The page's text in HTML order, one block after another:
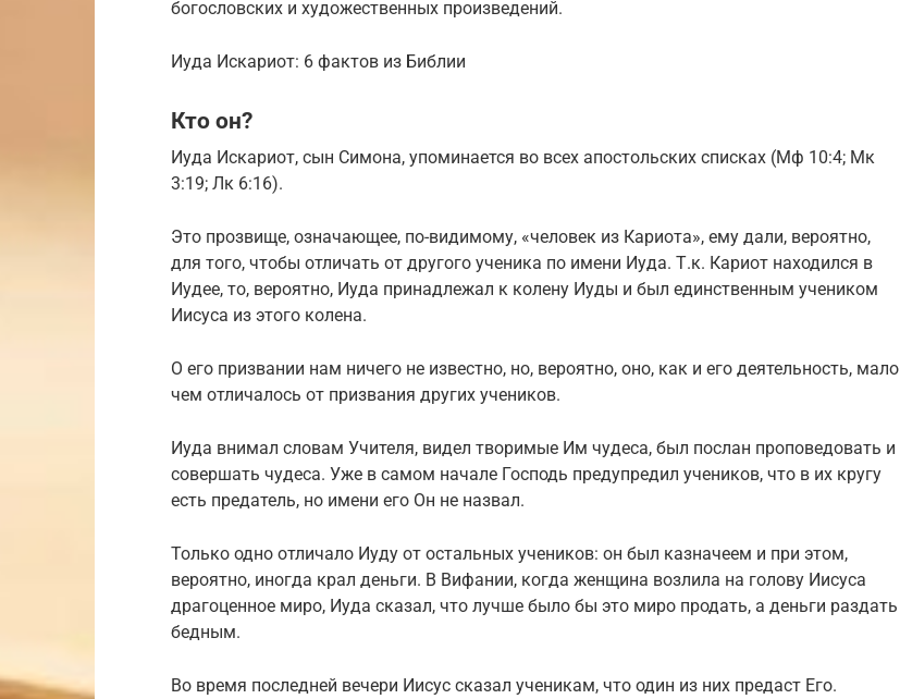
богословских и художественных произведений.
Иуда Искариот: 6 фактов из Библии
Кто он?
Иуда Искариот, сын Симона, упоминается во всех апостольских списках (Мф 10:4; Мк
3:19; Лк 6:16).
Это прозвище, означающее, по-видимому, «человек из Кариота», ему дали, вероятно,
для того, чтобы отличать от другого ученика по имени Иуда. Т.к. Кариот находился в
Иудее, то, вероятно, Иуда принадлежал к колену Иуды и был единственным учеником
Иисуса из этого колена.
О его призвании нам ничего не известно, но, вероятно, оно, как и его деятельность, мало
чем отличалось от призвания других учеников.
Иуда внимал словам Учителя, видел творимые Им чудеса, был послан проповедовать и
совершать чудеса. Уже в самом начале Господь предупредил учеников, что в их кругу
есть предатель, но имени его Он не назвал.
Только одно отличало Иуду от остальных учеников: он был казначеем и при этом,
вероятно, иногда крал деньги. В Вифании, когда женщина возлила на голову Иисуса
драгоценное миро, Иуда сказал, что лучше было бы это миро продать, а деньги раздать
бедным.
Во время последней вечери Иисус сказал ученикам, что один из них предаст Его.